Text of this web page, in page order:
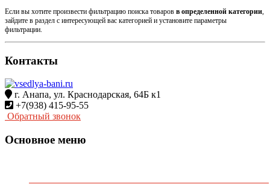
Если вы хотите произвести фильтрацию поиска товаров в определенной категории,
зайдите в раздел с интересующей вас категорией и установите параметры
фильтрации.
Контакты
г. Анапа, ул. Краснодарская, 64Б к1
+7(938) 415-95-55
Обратный звонок
Основное меню